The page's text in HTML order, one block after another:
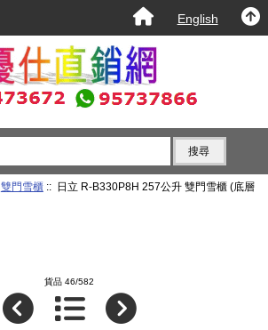
English
雙門雪櫃:: 日立 R-B330P8H 257公升 雙門雪櫃 (底層
貨品 46/582